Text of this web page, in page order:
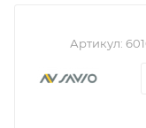
Артикул: